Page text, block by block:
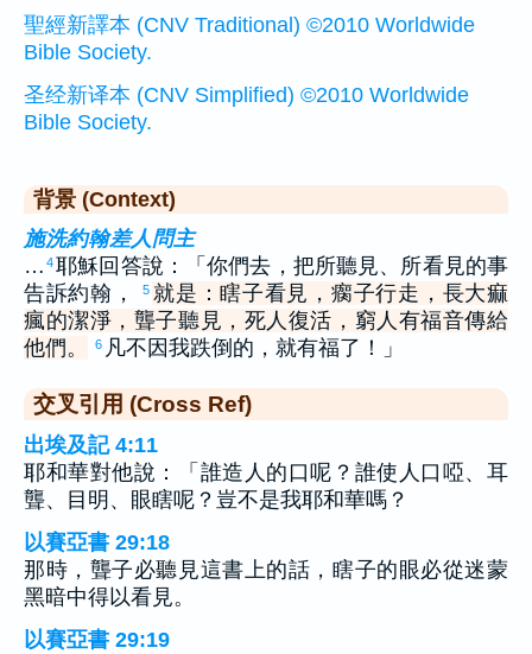
聖經新譯本 (CNV Traditional) ©2010 Worldwide
Bible Society.
圣经新译本 (CNV Simplified) ©2010 Worldwide
Bible Society.
背景 (Context)
施洗約翰差人問主
… 4耶穌回答說：「你們去，把所聽見、所看見的事
告訴約翰，
5 就是：瞎子看見，瘸子行走，長大痲
瘋的潔淨，聾子聽見，死人復活，窮人有福音傳給
他們。
6 凡不因我跌倒的，就有福了！」
交叉引用 (Cross Ref)
出埃及記 4:11
耶和華對他說：「誰造人的口呢？誰使人口啞、耳
聾、目明、眼瞎呢？豈不是我耶和華嗎？
以賽亞書 29:18
那時，聾子必聽見這書上的話，瞎子的眼必從迷蒙
黑暗中得以看見。
以賽亞書 29:19